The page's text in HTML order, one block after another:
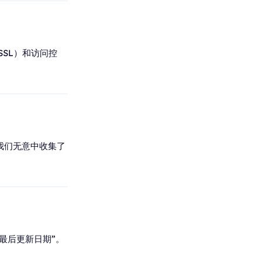
）和访问控
们无意中收集了
更新日期”。